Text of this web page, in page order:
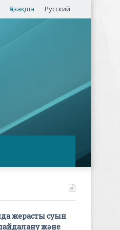
Қазақша Русский
жерасты суын
және